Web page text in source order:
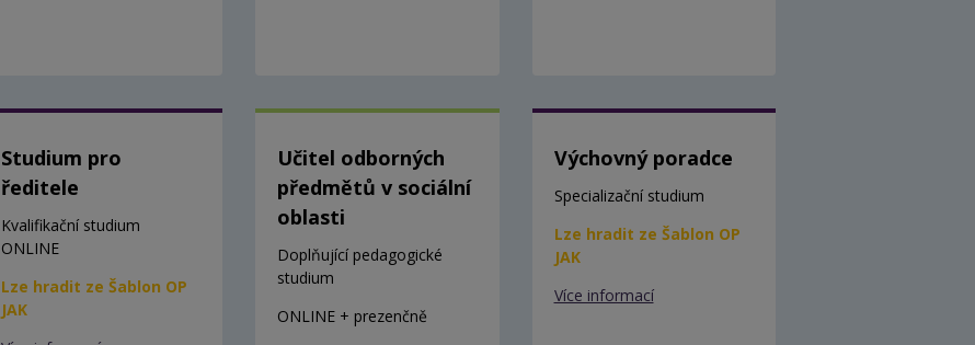
Studium pro
ředitele
Kvalifikační studium
ONLINE
Lze hradit ze Šablon OP
JAK
Učitel odborných
předmětů v sociální
oblasti
Doplňující pedagogické
studium
ONLINE + prezenčně
Výchovný poradce
Specializační studium
Lze hradit ze Šablon OP
JAK
Více informací